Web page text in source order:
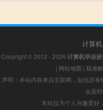
计算
Copyright © 2012 - 2026 计算机毕业
| 网站地图 | 疑难
声明：本站内容来自互联网，如信息
会及
本站仅为个人兴趣爱好